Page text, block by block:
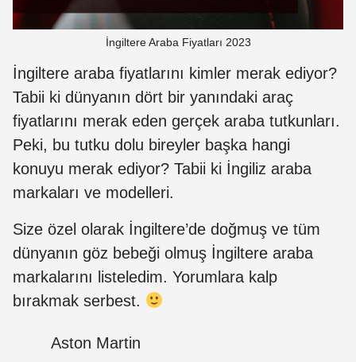
İngiltere Araba Fiyatları 2023
İngiltere araba fiyatlarını kimler merak ediyor?
Tabii ki dünyanın dört bir yanındaki araç
fiyatlarını merak eden gerçek araba tutkunları.
Peki, bu tutku dolu bireyler başka hangi
konuyu merak ediyor? Tabii ki İngiliz araba
markaları ve modelleri.
Size özel olarak İngiltere’de doğmuş ve tüm
dünyanın göz bebeği olmuş İngiltere araba
markalarını listeledim. Yorumlara kalp
bırakmak serbest.
Aston Martin